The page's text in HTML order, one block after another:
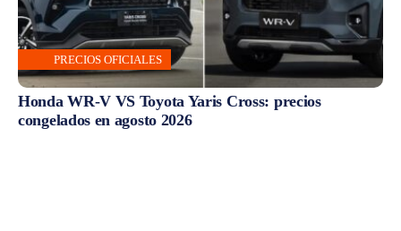
PRECIOS OFICIALES
Honda WR-V VS Toyota Yaris Cross: precios
congelados en agosto 2026